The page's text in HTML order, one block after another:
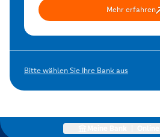
Mehr erfahren
Bitte wählen Sie Ihre Bank aus